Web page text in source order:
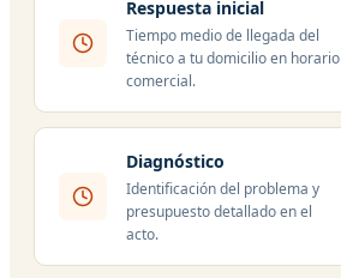
Respuesta inicial
Tiempo medio de llegada del
técnico a tu domicilio en horario
comercial.
Diagnóstico
Identificación del problema y
presupuesto detallado en el
acto.